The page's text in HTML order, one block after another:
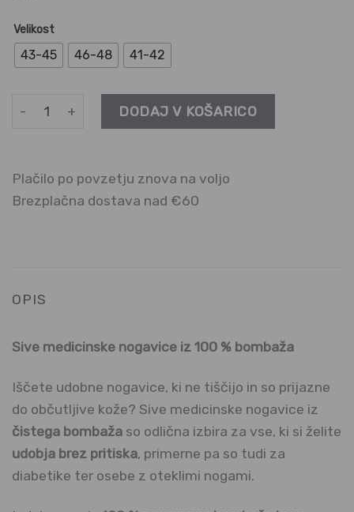
Velikost
43-45 46-48 41-42
Sive nogavice iz 100% bombaža | 3 pari količina
DODAJ V KOŠARICO
Plačilo po povzetju znova na voljo
Brezplačna dostava nad €60
OPIS
Sive medicinske nogavice iz 100 % bombaža
Iščete udobne nogavice, ki ne tiščijo in so prijazne
do občutljive kože? Sive medicinske nogavice iz
čistega bombaža so odlična izbira za vse, ki si želite
udobja brez pritiska, primerne pa so tudi za
diabetike ter osebe z oteklimi nogami.